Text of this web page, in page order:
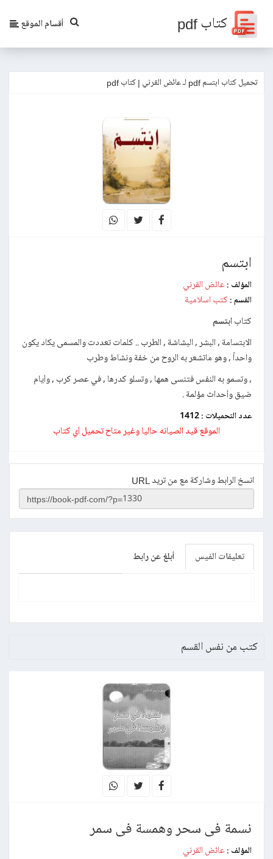
كتاب pdf أقسام الموقع
تحميل كتاب ابتسم pdf لـ عائض القرني | كتاب pdf
ابتسم
المؤلف : عائض القرني
القسم : كتب اسلامية
كتاب ابتسم
الابتسامة , البشر , البشاشة , الطرب .. كلمات تعددت والمسمى يكاد يكون
واحداً , وهو ماتشعر به الروح من خفة ونشاط وطرب
, وتسمو به النفس فتنسى همها , وتسلو كدرها , في عصر كرب , وأيام
ضيق وأحداث مؤلمة .
عدد التحميلات : 1412
الموقع قيد الصيانه حاليا وغير متاح تحميل أي كتاب
انسخ الرابط وشاركة مع من تريد URL
تعليقات الفيس أبلغ عن رابط
كتب من نفس القسم
نسمة فى سحر وهمسة فى سمر
المؤلف : عائض القرني